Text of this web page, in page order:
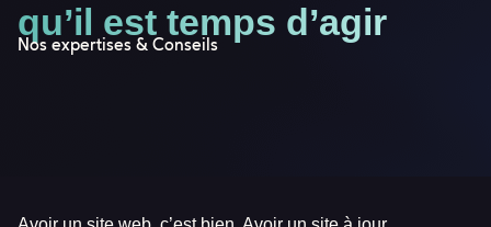
qu’il est temps d’agir
Nos expertises & Conseils